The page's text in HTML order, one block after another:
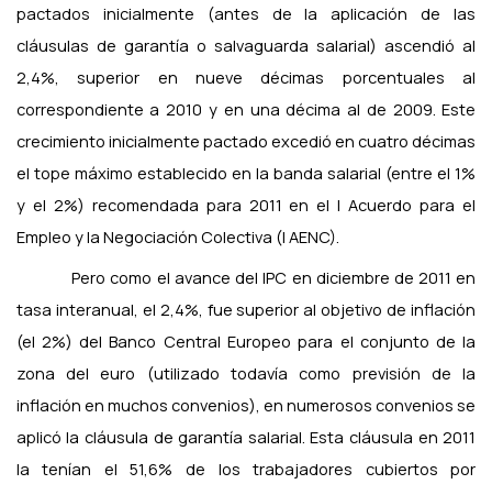
pactados inicialmente (antes de la aplicación de las
cláusulas de garantía o salvaguarda salarial) ascendió al
2,4%, superior en nueve décimas porcentuales al
correspondiente a 2010 y en una décima al de 2009. Este
crecimiento inicialmente pactado excedió en cuatro décimas
el tope máximo establecido en la banda salarial (entre el 1%
y el 2%) recomendada para 2011 en el I Acuerdo para el
Empleo y la Negociación Colectiva (I AENC).
Pero como el avance del IPC en diciembre de 2011 en
tasa interanual, el 2,4%, fue superior al objetivo de inflación
(el 2%) del Banco Central Europeo para el conjunto de la
zona del euro (utilizado todavía como previsión de la
inflación en muchos convenios), en numerosos convenios se
aplicó la cláusula de garantía salarial. Esta cláusula en 2011
la tenían el 51,6% de los trabajadores cubiertos por